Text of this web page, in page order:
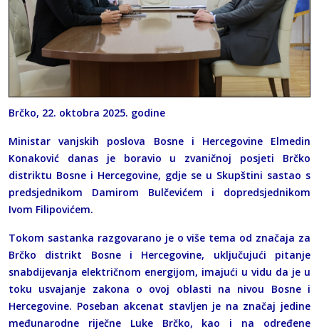
Brčko, 22. oktobra 2025. godine
Ministar vanjskih poslova Bosne i Hercegovine Elmedin
Konaković danas je boravio u zvaničnoj posjeti Brčko
distriktu Bosne i Hercegovine, gdje se u Skupštini sastao s
predsjednikom Damirom Bulčevićem i dopredsjednikom
Ivom Filipovićem.
Tokom sastanka razgovarano je o više tema od značaja za
Brčko distrikt Bosne i Hercegovine, uključujući pitanje
snabdijevanja električnom energijom, imajući u vidu da je u
toku usvajanje zakona o ovoj oblasti na nivou Bosne i
Hercegovine. Poseban akcenat stavljen je na značaj jedine
međunarodne riječne Luke Brčko, kao i na određene